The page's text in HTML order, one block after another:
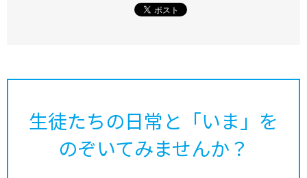
生徒たちの日常と「いま」を
のぞいてみませんか？